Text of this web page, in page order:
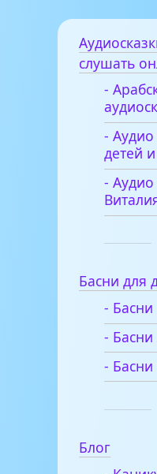
слушать
-
- Аудио
детей
- Аудио
Басни для
-
-
-
Блог